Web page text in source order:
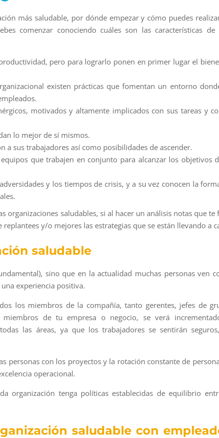
más saludable, por dónde empezar y cómo puedes
comenzar conociendo cuáles son las características de
pero para lograrlo ponen en primer lugar el
existen prácticas que fomentan un entorno
motivados y altamente implicados con sus tareas y
lo mejor de sí mismos.
sus trabajadores así como posibilidades de ascender.
que trabajen en conjunto para alcanzar los objetivos
y los tiempos de crisis, y a su vez conocen la
organizaciones saludables, si al hacer un análisis notas que te
y/o mejores las estrategias que se están llevando a
saludable
sino que en la actualidad muchas personas ven
experiencia positiva.
los miembros de la compañía, tanto gerentes, jefes de
de tu empresa o negocio, se verá
las áreas, ya que los trabajadores se sentirán
personas con los proyectos y la rotación constante de
operacional.
organización tenga políticas establecidas de equilibrio
saludable con